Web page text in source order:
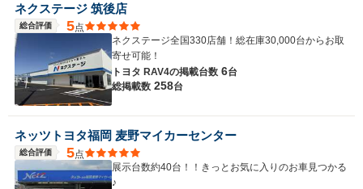
ネクステージ 筑後店
総合評価 5点
ネクステージ全国330店舗！総在庫30,000台からお取
寄せ可能！
トヨタ RAV4の掲載台数 6台
総掲載数 258台
ネッツトヨタ福岡 麦野マイカーセンター
総合評価 5点
展示台数約40台！！きっとお気に入りのお車見つかる
♪